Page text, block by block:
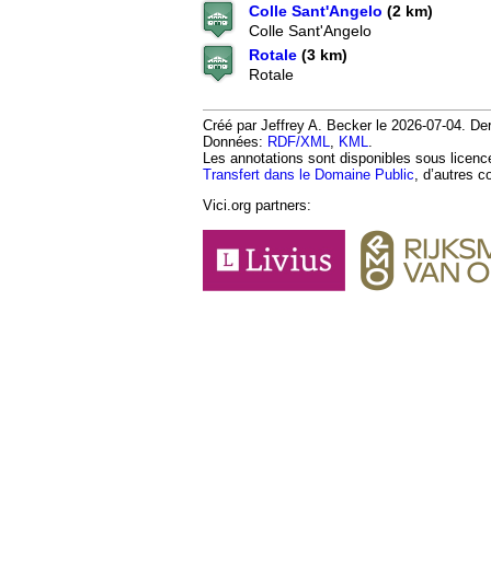
Colle Sant'Angelo (2 km)
Colle Sant'Angelo
Rotale (3 km)
Rotale
Créé par Jeffrey A. Becker le 2026-07-04.
Données: RDF/XML KML
Les annotations sont disponibles sous
Transfert dans le Domaine Public , d’autres
Vici.org partners: